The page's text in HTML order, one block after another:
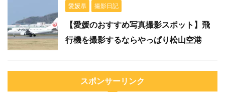
愛媛県 撮影日記
【愛媛のおすすめ写真撮影スポット】飛
行機を撮影するならやっぱり松山空港
スポンサーリンク